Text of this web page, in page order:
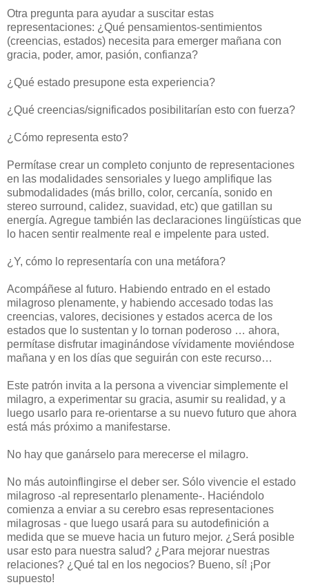
Otra pregunta para ayudar a suscitar estas
representaciones: ¿Qué pensamientos-sentimientos
(creencias, estados) necesita para emerger mañana con
gracia, poder, amor, pasión, confianza?
¿Qué estado presupone esta experiencia?
¿Qué creencias/significados posibilitarían esto con fuerza?
¿Cómo representa esto?
Permítase crear un completo conjunto de representaciones
en las modalidades sensoriales y luego amplifique las
submodalidades (más brillo, color, cercanía, sonido en
stereo surround, calidez, suavidad, etc) que gatillan su
energía. Agregue también las declaraciones lingüísticas que
lo hacen sentir realmente real e impelente para usted.
¿Y, cómo lo representaría con una metáfora?
Acompáñese al futuro. Habiendo entrado en el estado
milagroso plenamente, y habiendo accesado todas las
creencias, valores, decisiones y estados acerca de los
estados que lo sustentan y lo tornan poderoso … ahora,
permítase disfrutar imaginándose vívidamente moviéndose
mañana y en los días que seguirán con este recurso…
Este patrón invita a la persona a vivenciar simplemente el
milagro, a experimentar su gracia, asumir su realidad, y a
luego usarlo para re-orientarse a su nuevo futuro que ahora
está más próximo a manifestarse.
No hay que ganárselo para merecerse el milagro.
No más autoinflingirse el deber ser. Sólo vivencie el estado
milagroso -al representarlo plenamente-. Haciéndolo
comienza a enviar a su cerebro esas representaciones
milagrosas - que luego usará para su autodefinición a
medida que se mueve hacia un futuro mejor. ¿Será posible
usar esto para nuestra salud? ¿Para mejorar nuestras
relaciones? ¿Qué tal en los negocios? Bueno, sí! ¡Por
supuesto!